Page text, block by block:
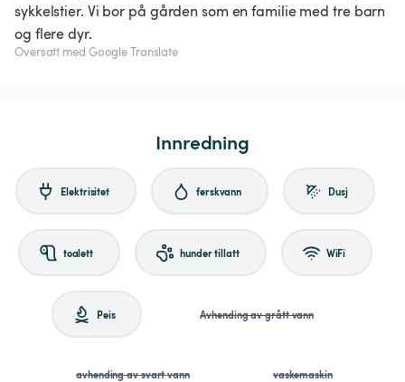
sykkelstier. Vi bor på gården som en familie med tre barn
og flere dyr.
Oversatt med Google Translate
Innredning
Elektrisitet ferskvann Dusj
toalett hunder tillatt WiFi
Peis Avhending av grått vann
avhending av svart vann vaskemaskin